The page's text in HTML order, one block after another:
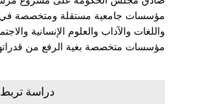
مؤسسات جامعية مستقلة ومتخصصة في
واللغات والآداب والعلوم الإنسانية
مؤسسات متخصصة بغية الرفع من قدراتها
دراسة